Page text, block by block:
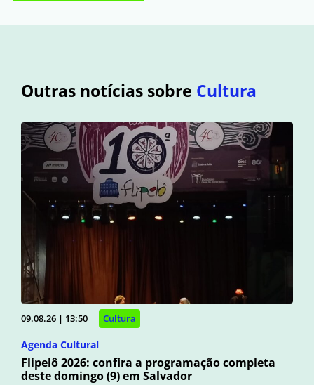
Outras notícias sobre Cultura
09.08.26 | 13:50 Cultura
Agenda Cultural
Flipelô 2026: confira a programação completa
deste domingo (9) em Salvador